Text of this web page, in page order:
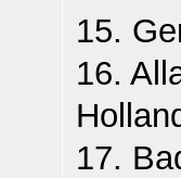
15.
16.
17.